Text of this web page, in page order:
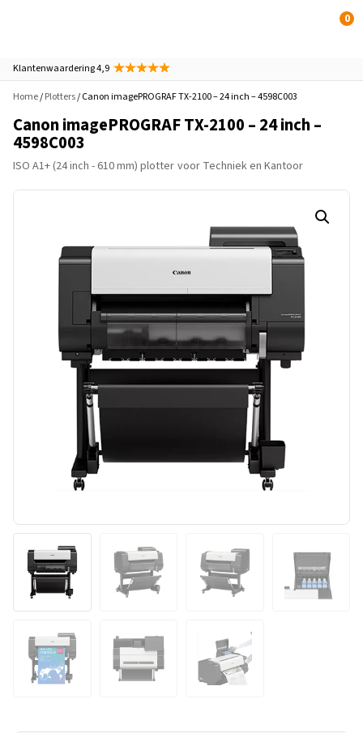
0
Klantenwaardering 4,9
Home/Plotters/ Canon imagePROGRAF TX-2100 – 24 inch – 4598C003
Canon imagePROGRAF TX-2100 – 24 inch –
4598C003
ISO A1+ (24 inch - 610 mm) plotter voor Techniek en Kantoor